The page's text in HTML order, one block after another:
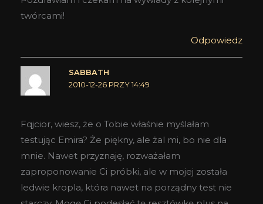
twórcami!
Odpowiedz
SABBATH
2010-12-26 PRZY 14:49
Fqjcior, wiesz, że o Tobie właśnie myślałam
testując Emira? Że piękny, ale żal mi, bo nie dla
mnie. Nawet przyznaję, rozważałam
zaproponowanie Ci próbki, ale w mojej została
ledwie kropla, która nawet na porządny test nie